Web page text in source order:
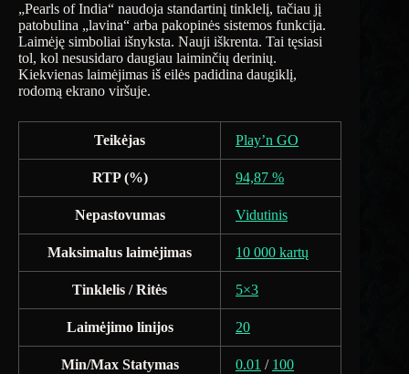
„Pearls of India“ naudoja standartinį tinklelį, tačiau jį
patobulina „lavina“ arba pakopinės sistemos funkcija.
Laimėję simboliai išnyksta. Nauji iškrenta. Tai tęsiasi
tol, kol nesusidaro daugiau laiminčių derinių.
Kiekvienas laimėjimas iš eilės padidina daugiklį,
rodomą ekrano viršuje.
Teikėjas Play’n GO
RTP (%) 94,87 %
Nepastovumas Vidutinis
Maksimalus laimėjimas 10 000 kartų
Tinklelis / Ritės 5×3
Laimėjimo linijos 20
Min/Max Statymas 0.01 / 100